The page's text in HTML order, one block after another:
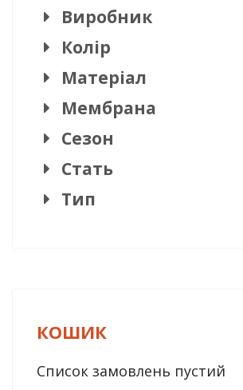
Виробник
Колір
Матеріал
Мембрана
Сезон
Стать
Тип
КОШИК
Список замовлень пустий